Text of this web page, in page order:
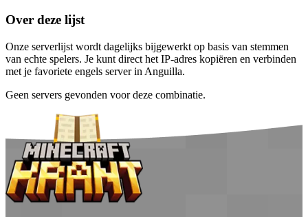
Over deze lijst
Onze serverlijst wordt dagelijks bijgewerkt op basis van stemmen
van echte spelers. Je kunt direct het IP-adres kopiëren en verbinden
met je favoriete engels server in Anguilla.
Geen servers gevonden voor deze combinatie.